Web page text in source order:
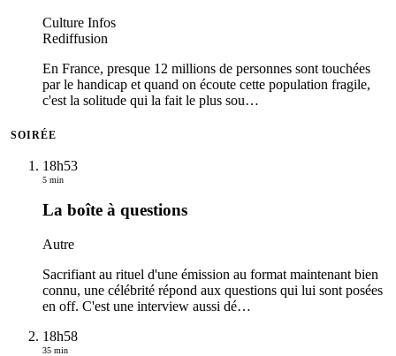
Culture Infos
Rediffusion
En France, presque 12 millions de personnes sont touchées
par le handicap et quand on écoute cette population fragile,
c'est la solitude qui la fait le plus sou…
SOIRÉE
18h53
5 min
La boîte à questions
Autre
Sacrifiant au rituel d'une émission au format maintenant bien
connu, une célébrité répond aux questions qui lui sont posées
en off. C'est une interview aussi dé…
18h58
35 min